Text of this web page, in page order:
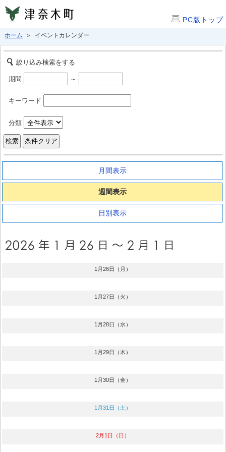
PC版トップ
ホーム ＞ イベントカレンダー
絞り込み検索をする
期間 ～
キーワード
分類
月間表示
週間表示
日別表示
1月26日（月）
1月27日（火）
1月28日（水）
1月29日（木）
1月30日（金）
1月31日（土）
2月1日（日）